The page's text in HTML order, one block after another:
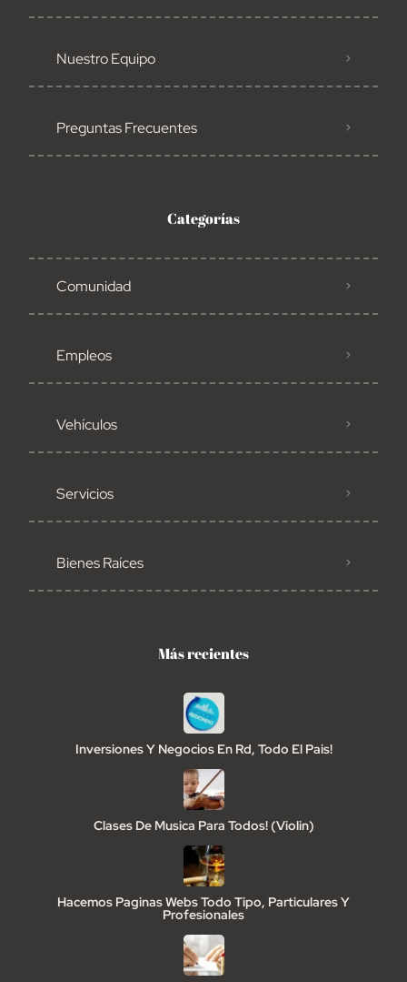
Nuestro Equipo
Preguntas Frecuentes
Categorías
Comunidad
Empleos
Vehículos
Servicios
Bienes Raíces
Más recientes
Inversiones Y Negocios En Rd, Todo El Pais!
Clases De Musica Para Todos! (Violin)
Hacemos Paginas Webs Todo Tipo, Particulares Y
Profesionales